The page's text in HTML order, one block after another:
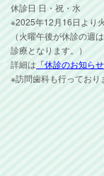
休診日 日・祝・水
※2025年12月16日より
（火曜午後が休診の週
診療となります。）
詳細は 「休診のお知らせ
※訪問歯科も行っており